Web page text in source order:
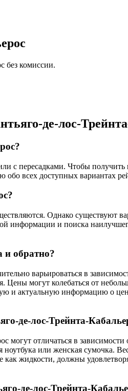
без комиссии.
де-лос-
с пересадками. Чтобы
обо всех доступных вариантах
Однако существуют
информации и поиска
и обратно?
варьироваться в
могут колебаться от
и актуальную информацию о
де-лос-Трейнта-
могут отличаться в
или женская сумочка.
жидкости, должны
де-лос-Трейнта-